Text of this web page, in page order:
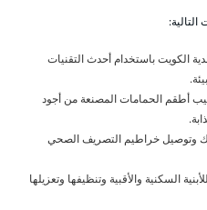
الكويت باستخدام أحدث التقنيات
أطقم الحمامات المصنعة من أجود
وتوصيل خراطيم التصريف الصحي
السكنية والأقبية وتنظيفها وتعزيلها